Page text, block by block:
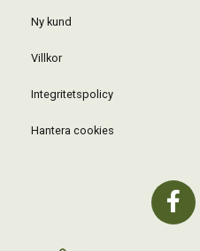
Ny kund
Villkor
Integritetspolicy
Hantera cookies